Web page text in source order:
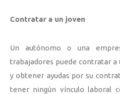
Contratar a un joven
Un autónomo o una
trabajadores puede contratar a
y obtener ayudas por su
tener ningún vínculo laboral